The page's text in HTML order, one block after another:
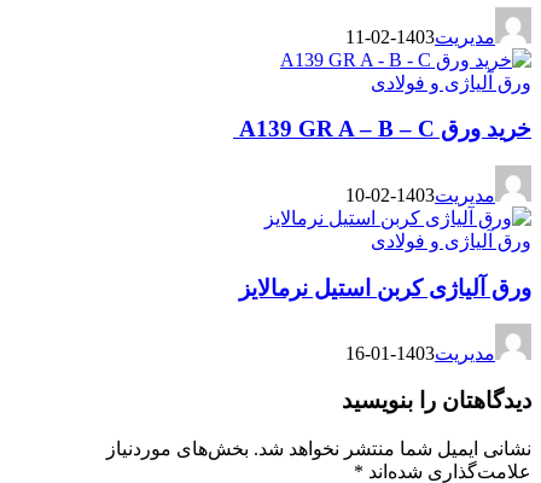
مدیریت1403-02-11
ورق آلیاژی و فولادی
خرید ورق A139 GR A – B – C
مدیریت1403-02-10
ورق آلیاژی و فولادی
ورق آلیاژی کربن استیل نرمالایز
مدیریت1403-01-16
دیدگاهتان را بنویسید
نشانی ایمیل شما منتشر نخواهد شد. بخش‌های موردنیاز
علامت‌گذاری شده‌اند *